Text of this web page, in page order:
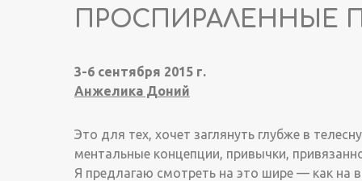
ПРОСПИРАЛЕННЫЕ
3-6 сентября 2015 г.
Анжелика Доний
Это для тех, хочет заглянуть глубже в
ментальные концепции, привычки,
Я предлагаю смотреть на это шире — как на